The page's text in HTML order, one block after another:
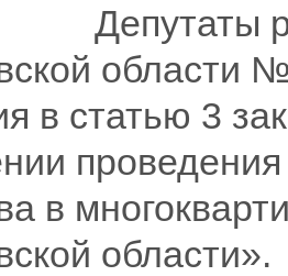
Депутаты
области
в статью 3
в
области».